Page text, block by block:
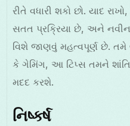
રીતે વધારી શકો છો. યાદ
સતત પ્રક્રિયા છે, અને
વિશે જાણવું મહત્વપૂર્ણ છે. તમે
કે ગેમિંગ, આ ટિપ્સ તમને
મદદ કરશે.
નિષ્કર્ષ